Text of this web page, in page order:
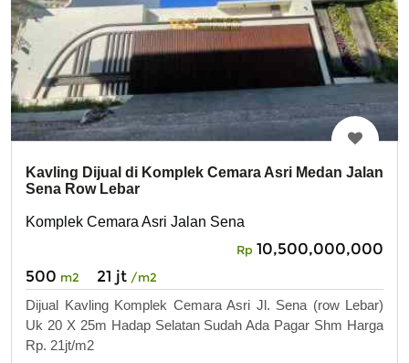
Kavling Dijual di Komplek Cemara Asri Medan Jalan
Sena Row Lebar
Komplek Cemara Asri Jalan Sena
Rp 10,500,000,000
500 m2 21 jt /m2
Dijual Kavling Komplek Cemara Asri Jl. Sena (row Lebar)
Uk 20 X 25m Hadap Selatan Sudah Ada Pagar Shm Harga
Rp. 21jt/m2